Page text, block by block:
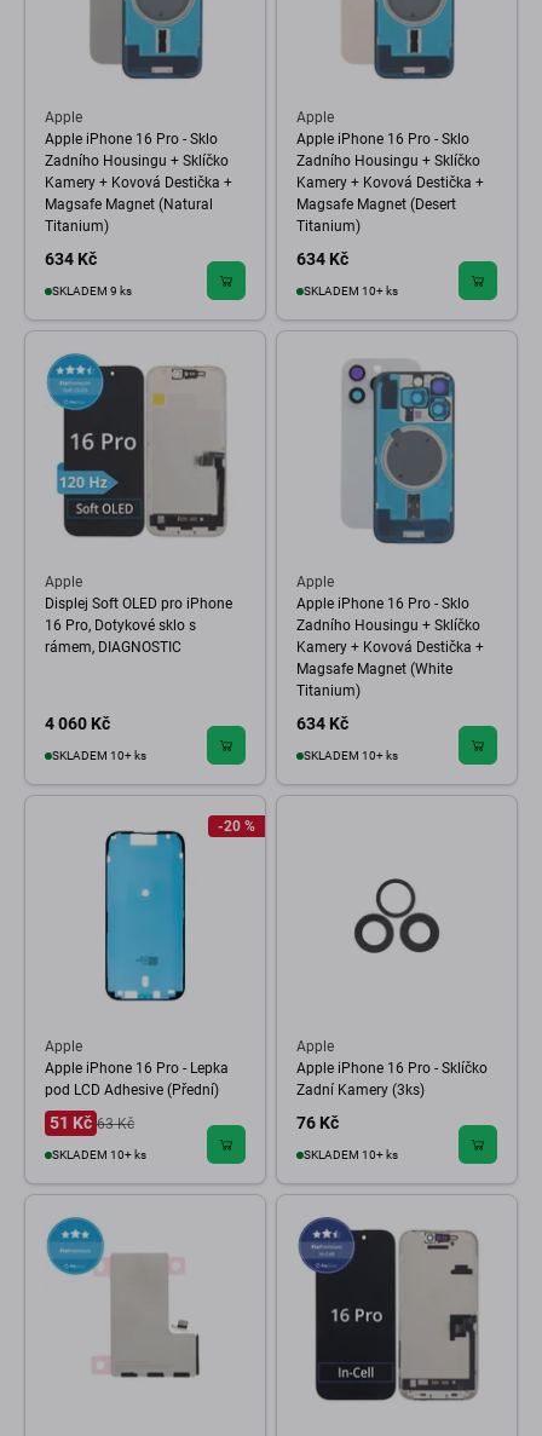
Apple
Apple iPhone 16 Pro - Sklo
Zadního Housingu + Sklíčko
Kamery + Kovová Destička +
Magsafe Magnet (Natural
Titanium)
634 Kč
SKLADEM 9 ks
Apple
Apple iPhone 16 Pro - Sklo
Zadního Housingu + Sklíčko
Kamery + Kovová Destička +
Magsafe Magnet (Desert
Titanium)
634 Kč
SKLADEM 10+ ks
Apple
Displej Soft OLED pro iPhone
16 Pro, Dotykové sklo s
rámem, DIAGNOSTIC
4 060 Kč
SKLADEM 10+ ks
Apple
Apple iPhone 16 Pro - Sklo
Zadního Housingu + Sklíčko
Kamery + Kovová Destička +
Magsafe Magnet (White
Titanium)
634 Kč
SKLADEM 10+ ks
-20 %
Apple
Apple iPhone 16 Pro - Lepka
pod LCD Adhesive (Přední)
51 Kč 63 Kč
SKLADEM 10+ ks
Apple
Apple iPhone 16 Pro - Sklíčko
Zadní Kamery (3ks)
76 Kč
SKLADEM 10+ ks